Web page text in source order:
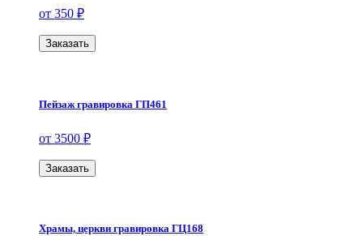
от 350 ₽
Заказать
Пейзаж гравировка ГП461
от 3500 ₽
Заказать
Храмы, церкви гравировка ГЦ168